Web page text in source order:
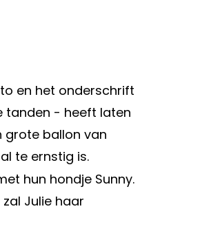
en het onderschrift
tanden - heeft laten
grote ballon van
te ernstig is.
hun hondje Sunny.
Julie haar